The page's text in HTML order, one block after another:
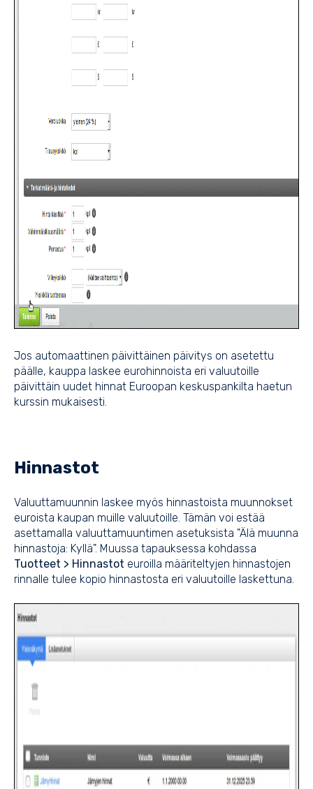
Jos automaattinen päivittäinen päivitys on asetettu
päälle, kauppa laskee eurohinnoista eri valuutoille
päivittäin uudet hinnat Euroopan keskuspankilta haetun
kurssin mukaisesti.
Hinnastot
Valuuttamuunnin laskee myös hinnastoista muunnokset
euroista kaupan muille valuutoille. Tämän voi estää
asettamalla valuuttamuuntimen asetuksista "Älä muunna
hinnastoja: Kyllä". Muussa tapauksessa kohdassa
Tuotteet > Hinnastot euroilla määriteltyjen hinnastojen
rinnalle tulee kopio hinnastosta eri valuutoille laskettuna.